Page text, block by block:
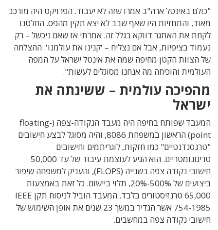
"כולם באינטל ארה"ב אמרו שזה לא יעבוד. הפרויקט היה מורכב
מאוד, והתחזיות היו שאף שבב לא יצא תקין מהפס. החלטנו
לקחת את האתגר דווקא בגלל זה. אמרתי אז שאם ניכשל – רק
נעמוד בציפיות, אבל אם נצליח – 'קנינו את עולמנו'. ההצלחה
של הצוות הקטן מחיפה שמה את אינטל ישראל על המפה
העולמית והוכיחה מה אנחנו מסוגלים לעשות".
מהפיכה עולמית – ששינתה את
ישראל
המעבד שפותח בחיפה היה מעבד הנקודה-צפה (floating-
point) הראשון במשפחת 8086, והיה מסוגל לבצע חישובים
"טרנסנדנטיים" כמו חזקות, לוגריתמים וחישובים
טריגונומטריים. הוא הגיע לעוצמת עיבוד של עד 50,000
חישובי נקודה צפה בשנייה (FLOPS), והעניק למשפחה שיפור
ביצועים של 500%-20%, תלוי ביישום. כל זאת באמצעות
65,000 טרנזיסטורים בלבד. המעבד הוביל לניסוח תקן IEEE
754-1985 אשר הגדיר במשך 23 שנים את אופן השימוש של
חישובי נקודה צפה במחשבים.